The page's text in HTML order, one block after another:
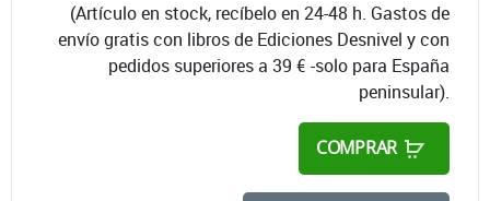
(Artículo en stock, recíbelo en 24-48 h. Gastos de
envío gratis con libros de Ediciones Desnivel y con
pedidos superiores a 39 € -solo para España
peninsular).
COMPRAR